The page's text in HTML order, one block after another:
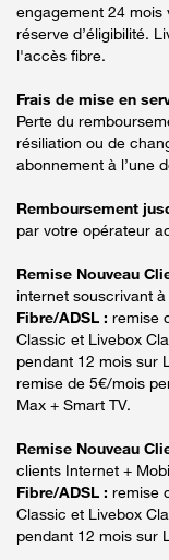
engagement 24 mois
réserve d’éligibilité.
l'accès fibre.
Frais de mise en
Perte du
résiliation ou de
abonnement à l’une
Remboursement
par votre opérateur
Remise Nouveau
internet souscrivant
Fibre/ADSL : remise
Classic et Livebox
pendant 12 mois sur
remise de 5€/mois
Max + Smart TV.
Remise Nouveau
clients Internet +
Fibre/ADSL : remise
Classic et Livebox
pendant 12 mois sur